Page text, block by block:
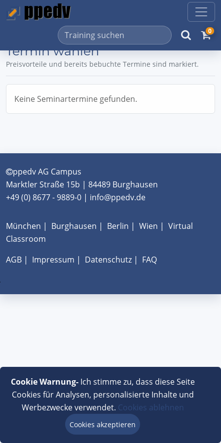
0
Termin wählen
Preisvorteile und bereits bebuchte Termine sind markiert.
Keine Seminartermine gefunden.
ppedv AG Campus
Marktler Straße 15b | 84489 Burghausen
+49 (0) 8677 - 9889-0 | info@ppedv.de
München | Burghausen | Berlin | Wien | Virtual
Classroom
AGB | Impressum | Datenschutz | FAQ
Cookie Warnung-Ich stimme zu, dass diese Seite
Cookies für Analysen, personalisierte Inhalte und
Werbezwecke verwendet. Cookies ablehnen
Cookies akzeptieren